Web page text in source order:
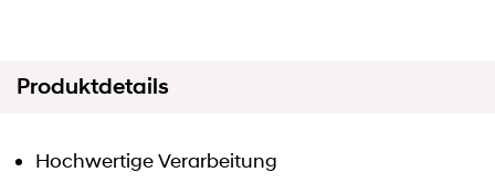
Produktdetails
Hochwertige Verarbeitung